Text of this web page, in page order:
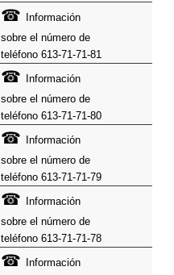
☎ Información
sobre el número de
teléfono 613-71-71-81
☎ Información
sobre el número de
teléfono 613-71-71-80
☎ Información
sobre el número de
teléfono 613-71-71-79
☎ Información
sobre el número de
teléfono 613-71-71-78
☎ Información